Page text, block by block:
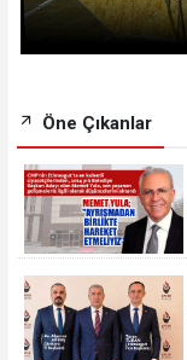
Öne Çıkanlar